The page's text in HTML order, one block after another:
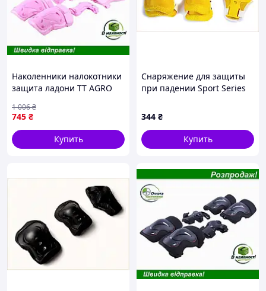
Наколенники налокотники
защита ладони TT AGRO
активных игр комплект 6
штук розовые
745 ₴
1 006₴
Купить
Снаряжение для защиты
при падении Sport Series
344 ₴
Купить